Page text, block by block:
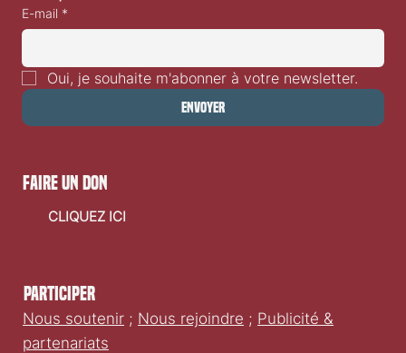
E-mail *
Oui, je souhaite m'abonner à votre newsletter.
Envoyer
Participer
Nous soutenir ; Nous rejoindre ; Publicité &
partenariats
faire un don
CLIQUEZ ICI